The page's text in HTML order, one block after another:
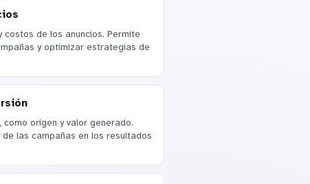
de los anuncios. Permite
y optimizar estrategias de
origen y valor generado.
las campañas en los resultados